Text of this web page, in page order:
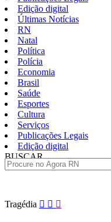
Edição digital
Últimas Notícias
RN
Natal
Política
Polícia
Economia
Brasil
Saúde
Esportes
Cultura
Serviços
Publicações Legais
Edição digital
BUSCAR
Pular
para
Tragédia